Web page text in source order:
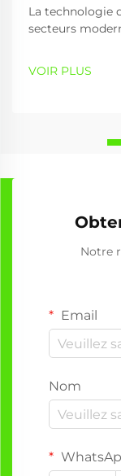
La technologie
secteurs
graver utilise
VOIR PLUS
Notre
Email
Nom